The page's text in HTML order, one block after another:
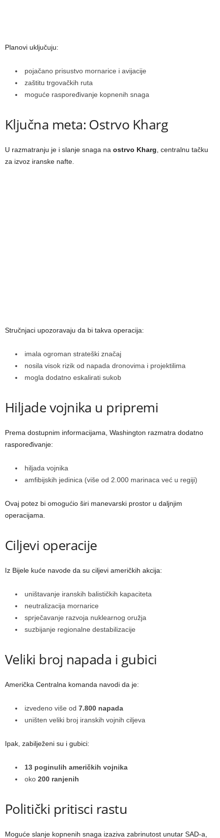
Planovi uključuju:
pojačano prisustvo mornarice i avijacije
zaštitu trgovačkih ruta
moguće raspoređivanje kopnenih snaga
Ključna meta: Ostrvo Kharg
U razmatranju je i slanje snaga na ostrvo Kharg , centralnu tačku
za izvoz iranske nafte.
Stručnjaci upozoravaju da bi takva operacija:
imala ogroman strateški značaj
nosila visok rizik od napada dronovima i projektilima
mogla dodatno eskalirati sukob
Hiljade vojnika u pripremi
Prema dostupnim informacijama, Washington razmatra dodatno
raspoređivanje:
hiljada vojnika
amfibijskih jedinica (više od 2.000 marinaca već u regiji)
Ovaj potez bi omogućio širi manevarski prostor u daljnjim
operacijama.
Ciljevi operacije
Iz Bijele kuće navode da su ciljevi američkih akcija:
uništavanje iranskih balističkih kapaciteta
neutralizacija mornarice
sprječavanje razvoja nuklearnog oružja
suzbijanje regionalne destabilizacije
Veliki broj napada i gubici
Američka Centralna komanda navodi da je:
izvedeno više od 7.800 napada
uništen veliki broj iranskih vojnih ciljeva
Ipak, zabilježeni su i gubici:
13 poginulih američkih vojnika
oko 200 ranjenih
Politički pritisci rastu
Moguće slanje kopnenih snaga izaziva zabrinutost unutar SAD-a,